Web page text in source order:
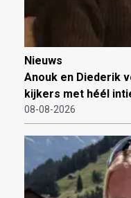
Nieuws
Anouk en Diederik
kijkers met héél
08-08-2026